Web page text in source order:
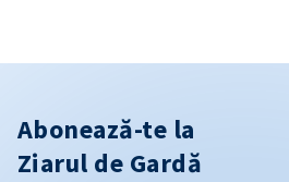
Abonează-te la
Ziarul de Gardă